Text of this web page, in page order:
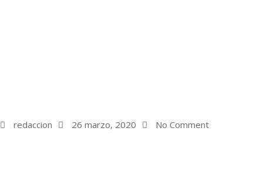
redaccion 26 marzo, 2020 No Comment